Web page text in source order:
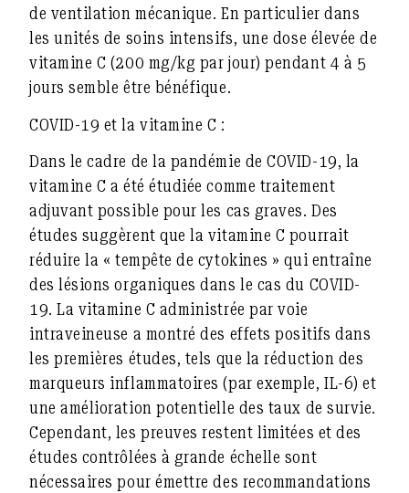
de ventilation mécanique. En particulier dans
les unités de soins intensifs, une dose élevée de
vitamine C (200 mg/kg par jour) pendant 4 à 5
jours semble être bénéfique.
COVID-19 et la vitamine C :
Dans le cadre de la pandémie de COVID-19, la
vitamine C a été étudiée comme traitement
adjuvant possible pour les cas graves. Des
études suggèrent que la vitamine C pourrait
réduire la « tempête de cytokines » qui entraîne
des lésions organiques dans le cas du COVID-
19. La vitamine C administrée par voie
intraveineuse a montré des effets positifs dans
les premières études, tels que la réduction des
marqueurs inflammatoires (par exemple, IL-6) et
une amélioration potentielle des taux de survie.
Cependant, les preuves restent limitées et des
études contrôlées à grande échelle sont
nécessaires pour émettre des recommandations